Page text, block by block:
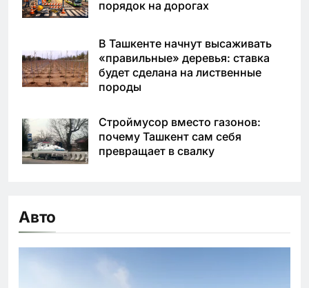
порядок на дорогах
В Ташкенте начнут высаживать
«правильные» деревья: ставка
будет сделана на лиственные
породы
Строймусор вместо газонов:
почему Ташкент сам себя
превращает в свалку
Авто